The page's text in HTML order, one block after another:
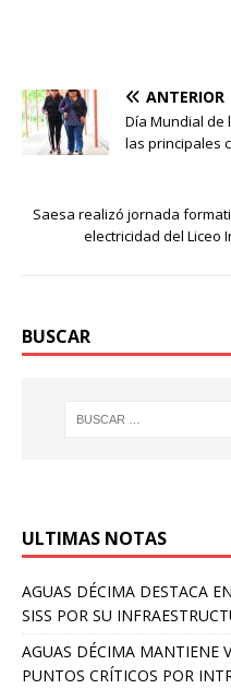
ANTERIOR
Día Mundial de
las principales
Saesa realizó jornada
electricidad del Liceo
BUSCAR
ULTIMAS NOTAS
AGUAS DÉCIMA DESTACA
SISS POR SU
AGUAS DÉCIMA MANTIENE
PUNTOS CRÍTICOS POR